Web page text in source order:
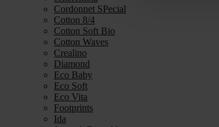
Cordonnet SPecial
Cotton 8/4
Cotton Soft Bio
Cotton Waves
Crealino
Diamond
Eco Baby
Eco Soft
Eco Vita
Footprints
Ida